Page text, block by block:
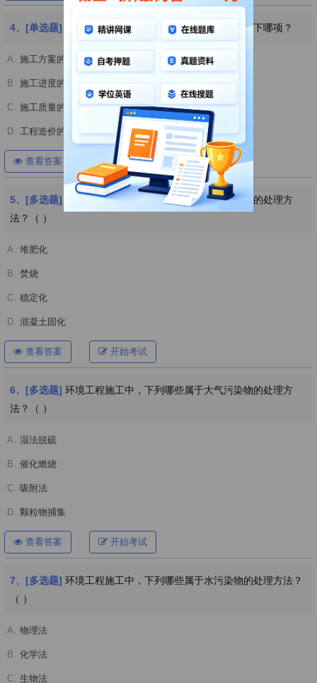
4、[单选题] 环境工程土建施工组织和造价管理不包括以下哪项？
A. 施工方案的制定
B. 施工进度的控制
C. 施工质量的检验
D. 工程造价的估算
查看答案 开始考试
5、[多选题]
环境工程施工中，下列哪些属于固体废弃物的处理方
法？（ ）
A. 堆肥化
B. 焚烧
C. 稳定化
D. 混凝土固化
查看答案 开始考试
6、[多选题] 环境工程施工中，下列哪些属于大气污染物的处理方
法？（ ）
A. 湿法脱硫
B. 催化燃烧
C. 吸附法
D. 颗粒物捕集
查看答案 开始考试
7、[多选题] 环境工程施工中，下列哪些属于水污染物的处理方法？
（ ）
A. 物理法
B. 化学法
C. 生物法